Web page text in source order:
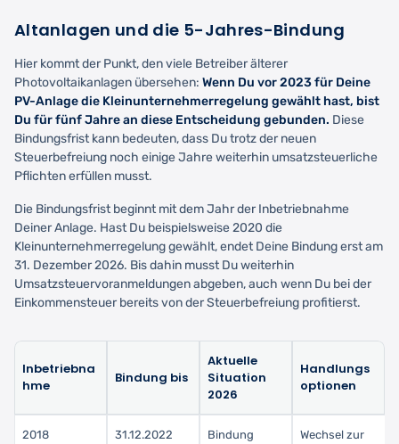
Altanlagen und die 5-Jahres-Bindung
Hier kommt der Punkt, den viele Betreiber älterer
Photovoltaikanlagen übersehen: Wenn Du vor 2023 für Deine
PV-Anlage die Kleinunternehmerregelung gewählt hast, bist
Du für fünf Jahre an diese Entscheidung gebunden. Diese
Bindungsfrist kann bedeuten, dass Du trotz der neuen
Steuerbefreiung noch einige Jahre weiterhin umsatzsteuerliche
Pflichten erfüllen musst.
Die Bindungsfrist beginnt mit dem Jahr der Inbetriebnahme
Deiner Anlage. Hast Du beispielsweise 2020 die
Kleinunternehmerregelung gewählt, endet Deine Bindung erst am
31. Dezember 2026. Bis dahin musst Du weiterhin
Umsatzsteuervoranmeldungen abgeben, auch wenn Du bei der
Einkommensteuer bereits von der Steuerbefreiung profitierst.
Inbetriebna
hme
Bindung bis
Aktuelle
Situation
2026
Handlungs
optionen
2018 31.12.2022
Bindung
Wechsel zur